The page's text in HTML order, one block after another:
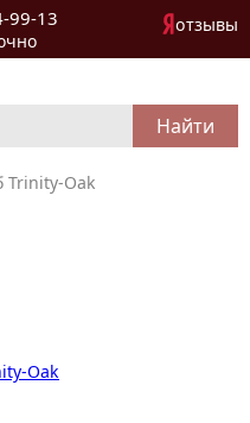
99-13 отзывы
Trinity-Oak